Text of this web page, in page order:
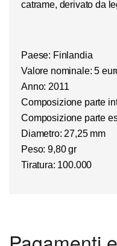
catrame, derivato da
Paese: Finlandia
Valore nominale: 5
Anno: 2011
Composizione parte
Composizione parte
Diametro: 27,25 mm
Peso: 9,80 gr
Tiratura: 100.000